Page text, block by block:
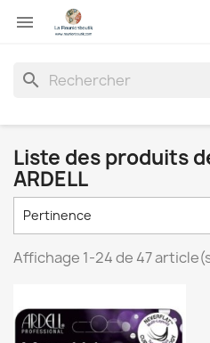

search
Liste des produits
ARDELL
Pertinence
Affichage 1-24 de 47